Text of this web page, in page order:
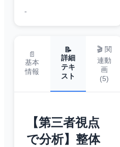
-
📄
基本
情報
📝
詳細
テキ
スト
🎬 関
連動
画
(5)
【第三者視点
で分析】整体